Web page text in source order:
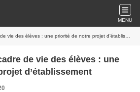
MENU
des élèves : une priorité de notre projet d’établissement
de vie des élèves : une
d’établissement